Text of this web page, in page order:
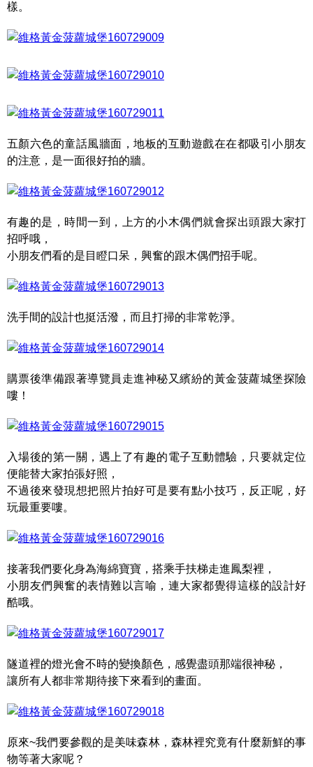
樣。
五顏六色的童話風牆面，地板的互動遊戲在在都吸引小朋友
的注意，是一面很好拍的牆。
有趣的是，時間一到，上方的小木偶們就會探出頭跟大家打
招呼哦，
小朋友們看的是目瞪口呆，興奮的跟木偶們招手呢。
洗手間的設計也挺活潑，而且打掃的非常乾淨。
購票後準備跟著導覽員走進神秘又繽紛的黃金菠蘿城堡探險
嘍！
入場後的第一關，遇上了有趣的電子互動體驗，只要就定位
便能替大家拍張好照，
不過後來發現想把照片拍好可是要有點小技巧，反正呢，好
玩最重要嘍。
接著我們要化身為海綿寶寶，搭乘手扶梯走進鳳梨裡，
小朋友們興奮的表情難以言喻，連大家都覺得這樣的設計好
酷哦。
隧道裡的燈光會不時的變換顏色，感覺盡頭那端很神秘，
讓所有人都非常期待接下來看到的畫面。
原來~我們要參觀的是美味森林，森林裡究竟有什麼新鮮的事
物等著大家呢？